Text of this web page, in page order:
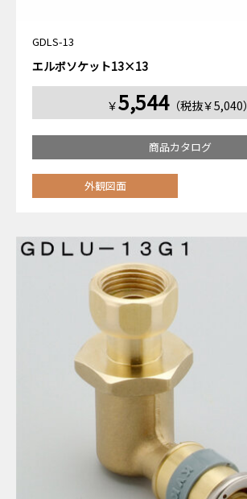
GDLS-13
エルボソケット13×13
￥5,544（税抜￥5,040）
商品カタログ
外観図面